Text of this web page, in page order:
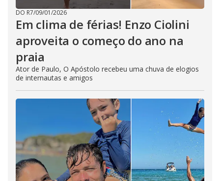
DO R7/09/01/2026
Em clima de férias! Enzo Ciolini
aproveita o começo do ano na
praia
Ator de Paulo, O Apóstolo recebeu uma chuva de elogios
de internautas e amigos